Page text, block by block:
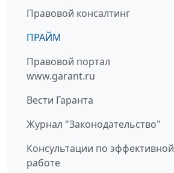
Правовой консалтинг
ПРАЙМ
Правовой портал
www.garant.ru
Вести Гаранта
Журнал "Законодательство"
Консультации по эффективной
работе